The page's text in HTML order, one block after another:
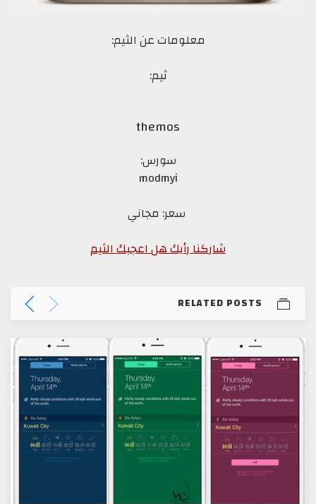
معلومات عن الثيم:
ثيم:
themos
سورس:
modmyi
سعر: مجاني
شاركنا رأيك هل اعجبك الثيم
RELATED POSTS